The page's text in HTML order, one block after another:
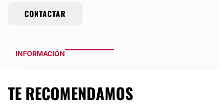
CONTACTAR
INFORMACIÓN
TE RECOMENDAMOS